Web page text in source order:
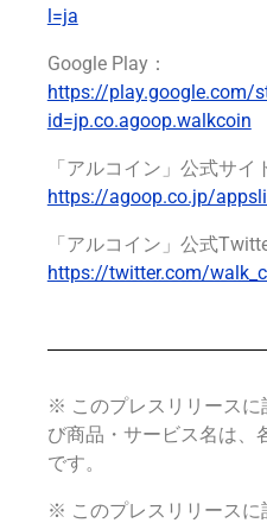
l=ja
Google Play：
https://play.google.com/
id=jp.co.agoop.walkcoin
「アルコイン」公式サイ
https://agoop.co.jp/
「アルコイン」公式
https://twitter.com/
※ このプレスリリースに
び商品・サービス名は、
です。
※ このプレスリリースに